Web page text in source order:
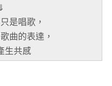
是唱歌，
曲的表達，
生共感